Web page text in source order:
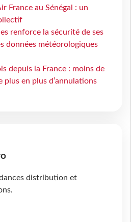
France au Sénégal : un
renforce la sécurité de ses
données météorologiques
depuis la France : moins de
plus en plus d’annulations
distribution et